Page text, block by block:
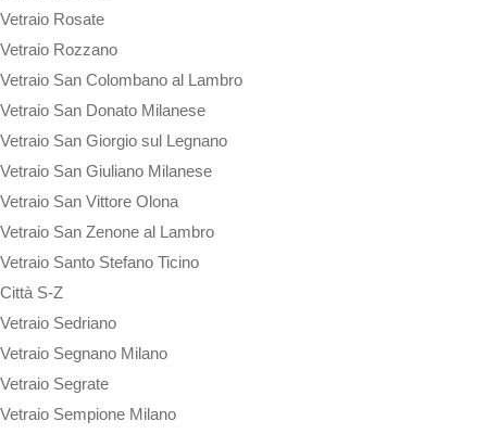
Vetraio Rosate
Vetraio Rozzano
Vetraio San Colombano al Lambro
Vetraio San Donato Milanese
Vetraio San Giorgio sul Legnano
Vetraio San Giuliano Milanese
Vetraio San Vittore Olona
Vetraio San Zenone al Lambro
Vetraio Santo Stefano Ticino
Città S-Z
Vetraio Sedriano
Vetraio Segnano Milano
Vetraio Segrate
Vetraio Sempione Milano